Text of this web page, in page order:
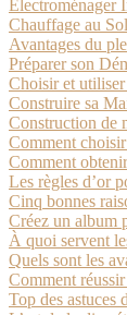
Électroménager
Chauffage au
Avantages du
Préparer son
Choisir et
Construire sa
Construction de
Comment
Comment
Les règles d’or
Cinq bonnes
Créez un album
À quoi servent
Quels sont les
Comment
Top des astuces